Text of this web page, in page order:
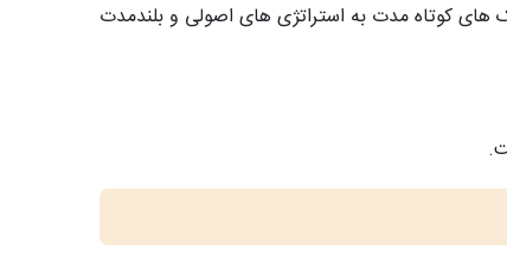
های کوتاه‌ مدت به استراتژی‌ های اصولی و بلندمدت